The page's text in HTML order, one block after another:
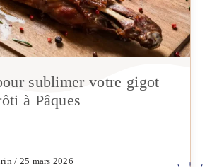
sublimer votre gigot
à Pâques
/ 25 mars 2026